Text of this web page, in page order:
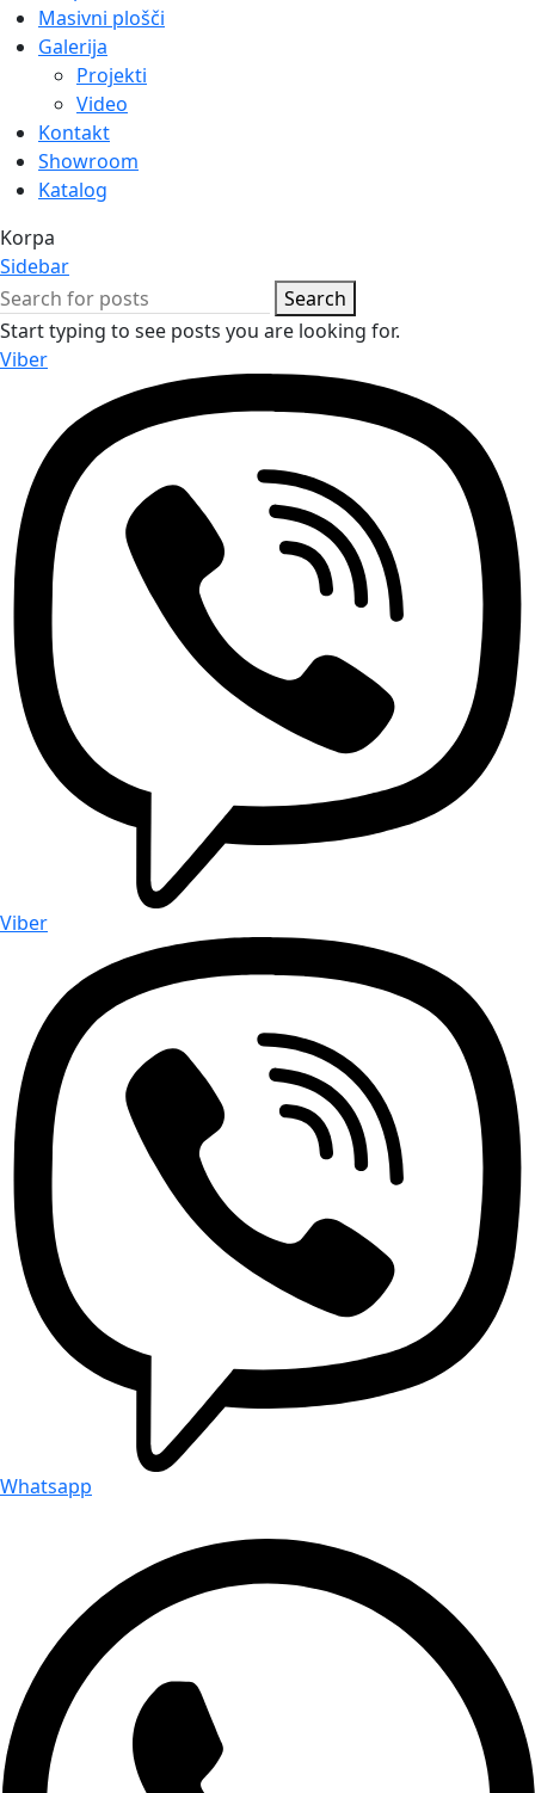
Masivni plošči
Galerija
Projekti
Video
Kontakt
Showroom
Katalog
Korpa
Sidebar
Search
Start typing to see posts you are looking for.
Viber
Viber
Whatsapp